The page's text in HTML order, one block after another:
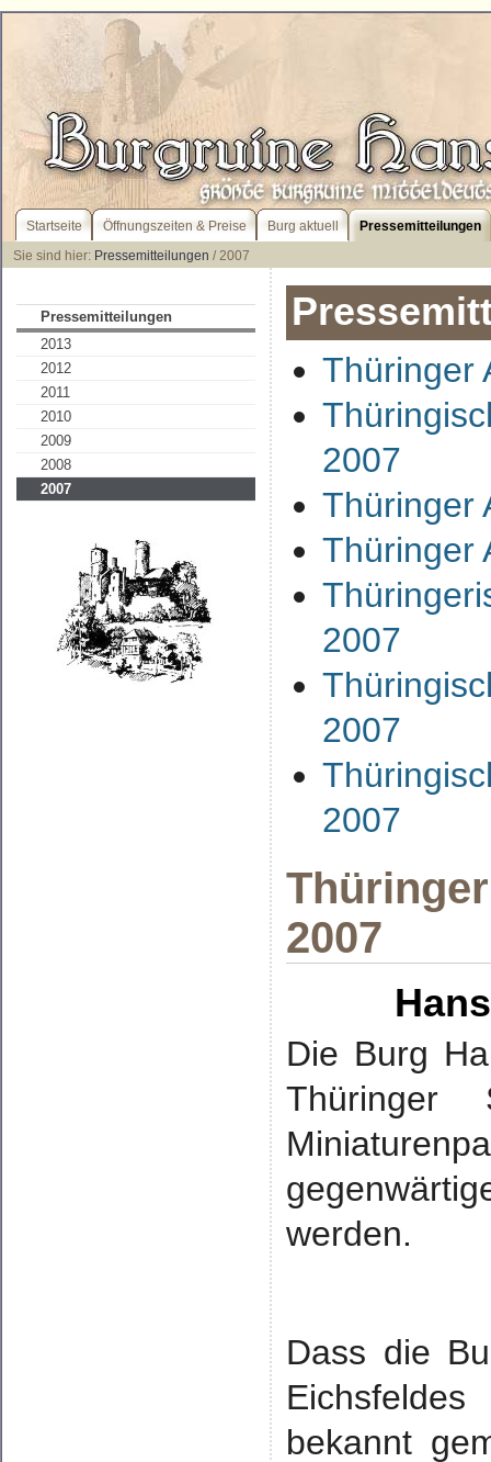
Startseite Öffnungszeiten & Preise Burg aktuell
Pressemitteilungen
Sie sind hier: Pressemitteilungen / 2007
Pressemitteilungen
2013
2012
2011
2010
2009
2008
2007
Thüringer
2007
Thüringer
Thüringer
2007
2007
2007
2007
Die Burg
Thüringer
werden.
Dass die
bekannt